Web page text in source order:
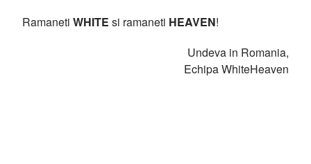
Ramaneti WHITE si ramaneti HEAVEN!
Undeva in Romania,
Echipa WhiteHeaven